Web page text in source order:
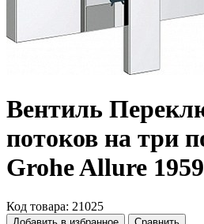
Вентиль
потоков на три
Grohe Allure
Код товара: 21025